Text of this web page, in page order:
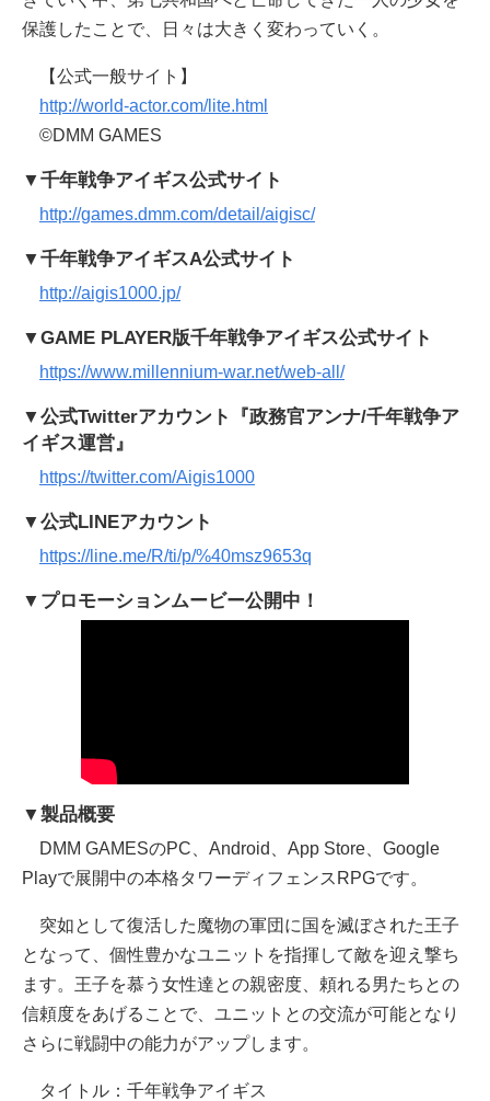
保護したことで、日々は大きく変わっていく。
【公式一般サイト】
http://world-actor.com/lite.html
©DMM GAMES
▼千年戦争アイギス公式サイト
http://games.dmm.com/detail/aigisc/
▼千年戦争アイギスA公式サイト
http://aigis1000.jp/
▼GAME PLAYER版千年戦争アイギス公式サイト
https://www.millennium-war.net/web-all/
▼公式Twitterアカウント『政務官アンナ/千年戦争ア
イギス運営』
https://twitter.com/Aigis1000
▼公式LINEアカウント
https://line.me/R/ti/p/%40msz9653q
▼プロモーションムービー公開中！
▼製品概要
DMM GAMESのPC、Android、App Store、Google
Playで展開中の本格タワーディフェンスRPGです。
突如として復活した魔物の軍団に国を滅ぼされた王子
となって、個性豊かなユニットを指揮して敵を迎え撃ち
ます。王子を慕う女性達との親密度、頼れる男たちとの
信頼度をあげることで、ユニットとの交流が可能となり
さらに戦闘中の能力がアップします。
タイトル：千年戦争アイギス